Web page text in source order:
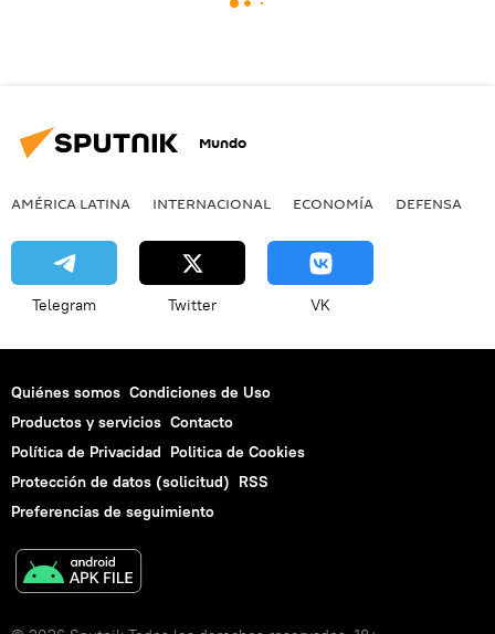
Mundo
AMÉRICA LATINA INTERNACIONAL ECONOMÍA DEFENSA
Telegram Twitter VK
Quiénes somos Condiciones de Uso
Productos y servicios Contacto
Política de Privacidad Politica de Cookies
Protección de datos (solicitud) RSS
Preferencias de seguimiento